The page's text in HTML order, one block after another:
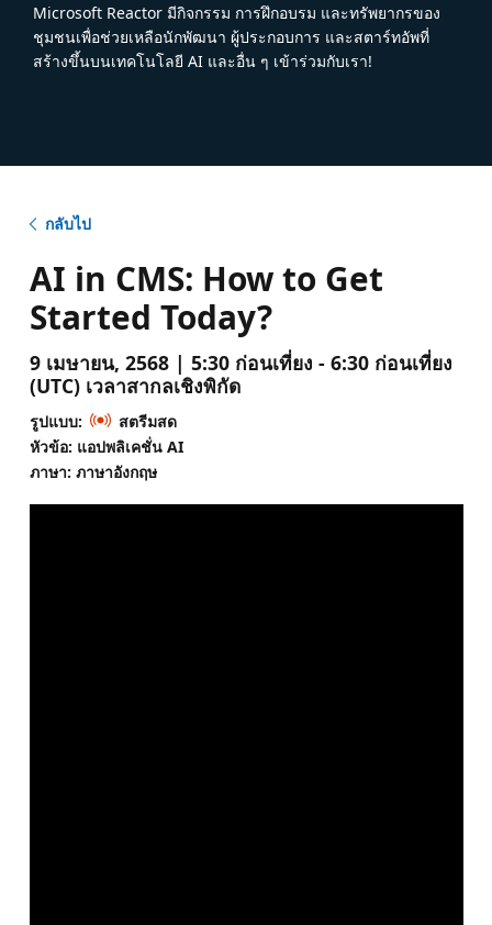
Microsoft Reactor มีกิจกรรม การฝึกอบรม และทรัพยากรของ
ชุมชนเพื่อช่วยเหลือนักพัฒนา ผู้ประกอบการ และสตาร์ทอัพที่
สร้างขึ้นบนเทคโนโลยี AI และอื่น ๆ เข้าร่วมกับเรา!
กลับไป
AI in CMS: How to Get
Started Today?
9 เมษายน, 2568 | 5:30 ก่อนเที่ยง - 6:30 ก่อนเที่ยง
(UTC) เวลาสากลเชิงพิกัด
รูปแบบ:
สตรีมสด
หัวข้อ: แอปพลิเคชั่น AI
ภาษา: ภาษาอังกฤษ